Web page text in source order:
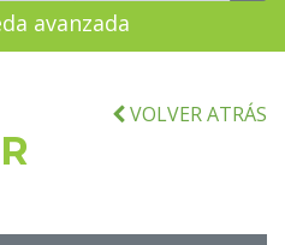
avanzada
VOLVER ATRÁS